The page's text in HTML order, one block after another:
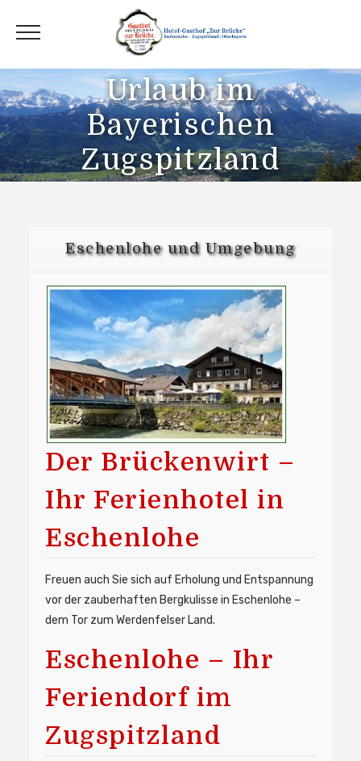
Urlaub im
Bayerischen
Zugspitzland
Eschenlohe und Umgebung
Der Brückenwirt –
Ihr Ferienhotel in
Eschenlohe
Freuen auch Sie sich auf Erholung und Entspannung
vor der zauberhaften Bergkulisse in Eschenlohe –
dem Tor zum Werdenfelser Land.
Eschenlohe – Ihr
Feriendorf im
Zugspitzland